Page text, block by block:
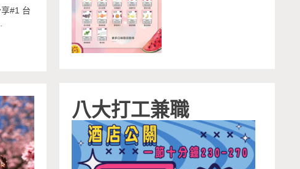
#1 台
八大打工兼職